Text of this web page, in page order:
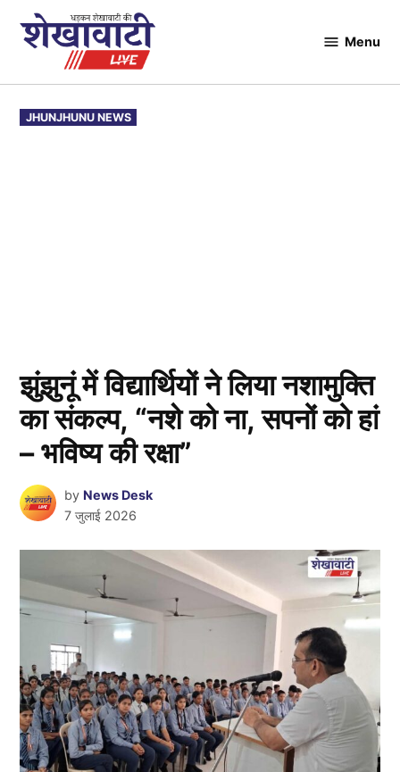
Menu
POSTED
IN
JHUNJHUNU NEWS
झुंझुनूं में विद्यार्थियों ने लिया नशामुक्ति
का संकल्प, “नशे को ना, सपनों को हां
– भविष्य की रक्षा”
by News Desk
7 जुलाई 2026